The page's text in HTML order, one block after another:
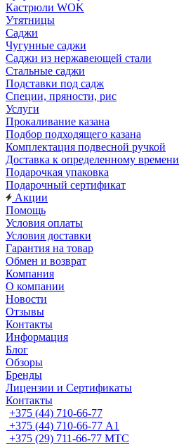
Кастрюли WOK
Утятницы
Саджи
Чугунные саджи
Саджи из нержавеющей стали
Стальные саджи
Подставки под садж
Специи, пряности, рис
Услуги
Прокаливание казана
Подбор подходящего казана
Комплектация подвесной ручкой
Доставка к определенному времени
Подарочкая упаковка
Подарочный сертификат
Акции
Помощь
Условия оплаты
Условия доставки
Гарантия на товар
Обмен и возврат
Компания
О компании
Новости
Отзывы
Контакты
Информация
Блог
Обзоры
Бренды
Лицензии и Сертификаты
Контакты
+375 (44) 710-66-77
+375 (44) 710-66-77 А1
+375 (29) 711-66-77 МТС